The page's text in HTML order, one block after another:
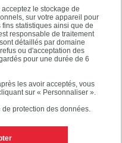
le stockage de
sur votre appareil pour
statistiques ainsi que de
responsable de traitement
détaillés par domaine
ou d'acceptation des
pour une durée de 6
les avoir acceptés, vous
sur « Personnaliser ».
protection des données.